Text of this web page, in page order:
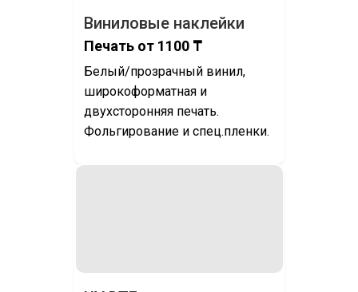
Виниловые наклейки
Печать от 1100 ₸
Белый/прозрачный винил,
широкоформатная и
двухсторонняя печать.
Фольгирование и спец.пленки.